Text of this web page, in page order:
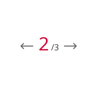
2 /3